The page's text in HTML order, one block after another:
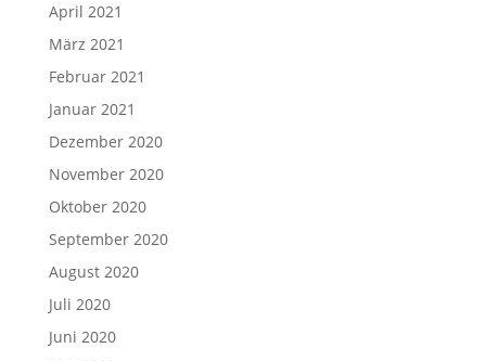
April 2021
März 2021
Februar 2021
Januar 2021
Dezember 2020
November 2020
Oktober 2020
September 2020
August 2020
Juli 2020
Juni 2020